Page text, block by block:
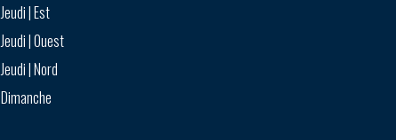
Jeudi | Est
Jeudi | Ouest
Jeudi | Nord
Dimanche